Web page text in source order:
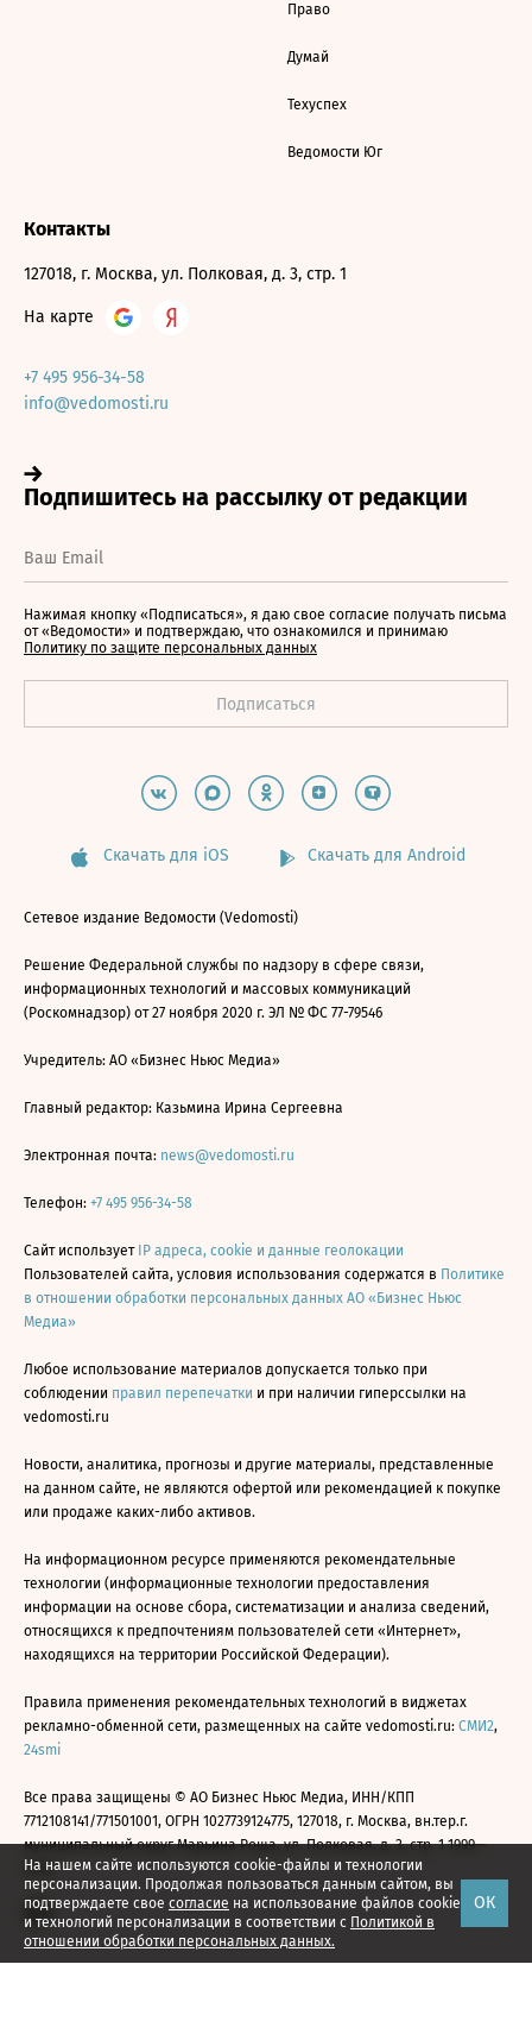
На нашем сайте используются cookie-файлы и технологии
персонализации. Продолжая пользоваться данным сайтом, вы
подтверждаете свое согласие на использование файлов cookie
и технологий персонализации в соответствии с Политикой в
отношении обработки персональных данных.
ОК
Право
Думай
Техуспех
Ведомости Юг
Контакты
127018, г. Москва, ул. Полковая, д. 3, стр. 1
На карте
+7 495 956-34-58
info@vedomosti.ru
Нажимая кнопку «Подписаться», я даю свое согласие получать письма
от «Ведомости» и подтверждаю, что ознакомился и принимаю
Политику по защите персональных данных
Скачать для iOS Скачать для Android
Сетевое издание Ведомости (Vedomosti)
Решение Федеральной службы по надзору в сфере связи,
информационных технологий и массовых коммуникаций
(Роскомнадзор) от 27 ноября 2020 г. ЭЛ № ФС 77-79546
Учредитель: АО «Бизнес Ньюс Медиа»
Главный редактор: Казьмина Ирина Сергеевна
Электронная почта: news@vedomosti.ru
Телефон: +7 495 956-34-58
Сайт использует IP адреса, cookie и данные геолокации
Пользователей сайта, условия использования содержатся в Политике
в отношении обработки персональных данных АО «Бизнес Ньюс
Медиа»
Любое использование материалов допускается только при
соблюдении правил перепечатки и при наличии гиперссылки на
vedomosti.ru
Новости, аналитика, прогнозы и другие материалы, представленные
на данном сайте, не являются офертой или рекомендацией к покупке
или продаже каких-либо активов.
На информационном ресурсе применяются рекомендательные
технологии (информационные технологии предоставления
информации на основе сбора, систематизации и анализа сведений,
относящихся к предпочтениям пользователей сети «Интернет»,
находящихся на территории Российской Федерации).
Правила применения рекомендательных технологий в виджетах
рекламно-обменной сети, размещенных на сайте vedomosti.ru: СМИ2,
24smi
Все права защищены © АО Бизнес Ньюс Медиа, ИНН/КПП
7712108141/771501001, ОГРН 1027739124775, 127018, г. Москва, вн.тер.г.
муниципальный округ Марьина Роща, ул. Полковая, д. 3, стр. 1 1999—
2026